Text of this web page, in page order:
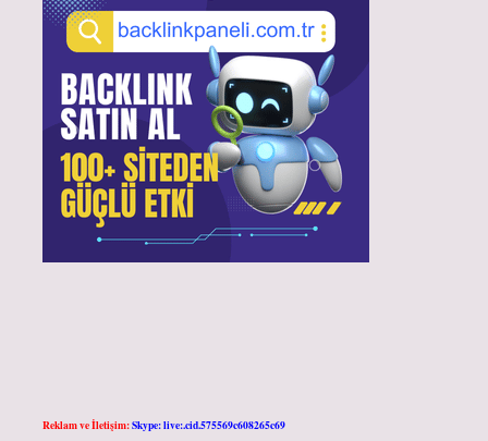
Reklam ve İletişim:Skype: live:.cid.575569c608265c69